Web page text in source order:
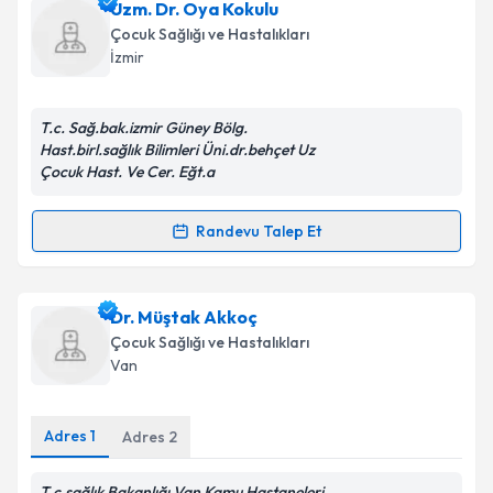
Dr. Okan Mengücükiçin randevu takvimi talebi
oluşturun. Size bu uzmandan randevu almanız için bir
takvim hazırlandığında e-posta ile bilgilendireceğiz.
'ni okudum ve kişisel verilerimin belirtilen
kapsamda işlenmesini kabul ediyorum.
Takvim Talebini Gönder
Uzm. Dr. Oya Kokulu
Çocuk Sağlığı ve Hastalıkları
İzmir
T.c. Sağ.bak.izmir Güney Bölg.
Hast.birl.sağlık Bilimleri Üni.dr.behçet Uz
Çocuk Hast. Ve Cer. Eğt.a
Randevu Talep Et
Randevu Takvimi Talebi
Uzm. Dr. Oya Kokuluiçin randevu takvimi talebi
oluşturun. Size bu uzmandan randevu almanız için bir
takvim hazırlandığında e-posta ile bilgilendireceğiz.
Dr. Müştak Akkoç
Çocuk Sağlığı ve Hastalıkları
Van
Adres 1 Adres 2